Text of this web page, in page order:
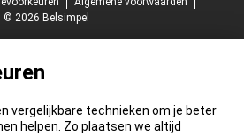
© 2026 Belsimpel
vergelijkbare technieken om je beter
helpen. Zo plaatsen we altijd